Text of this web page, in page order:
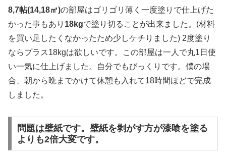
8,7帖(14,18㎡)の部屋はゴリゴリ薄く一度塗りで仕上げた
かった事もあり 18kgで塗り切ることが出来ました。(材料
を買い足したくなかったため少しケチりました) 2度塗り
ならプラス18kgは欲しいです。この部屋は一人で丸1日使
い一気に仕上げました。自分でもびっくりです。僕の場
合、朝から晩までかけて休憩も入れて18時間ほどで完成
しました。
問題は壁紙です。壁紙を剥がす方が漆喰を塗る
よりも2倍大変です。